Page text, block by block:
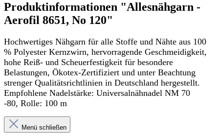
Produktinformationen "Allesnähgarn -
Aerofil 8651, No 120"
Hochwertiges Nähgarn für alle Stoffe und Nähte aus 100
% Polyester Kernzwirn, hervorragende Geschmeidigkeit,
hohe Reiß- und Scheuerfestigkeit für besondere
Belastungen, Ökotex-Zertifiziert und unter Beachtung
strenger Qualitätsrichtlinien in Deutschland hergestellt.
Empfohlene Nadelstärke: Universalnähnadel NM 70
-80, Rolle: 100 m
Menü schließen